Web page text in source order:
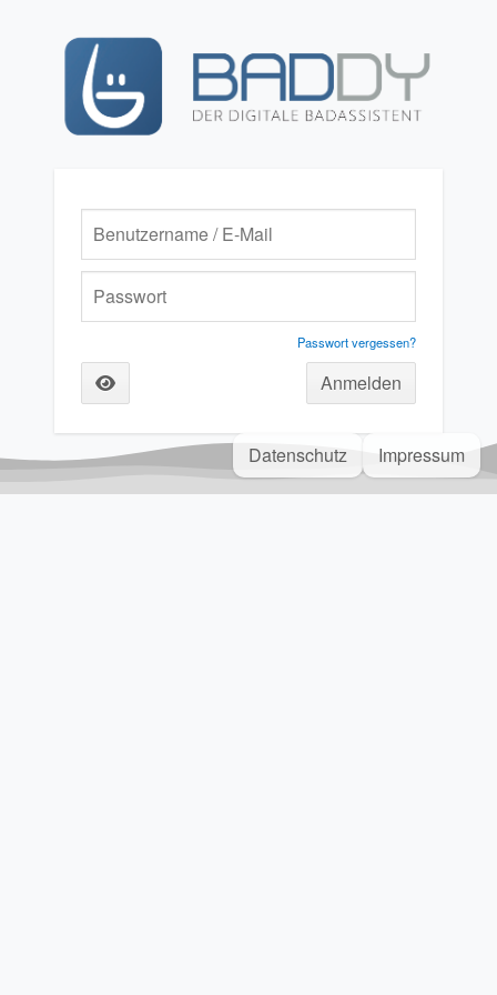
Passwort vergessen?
Datenschutz Impressum